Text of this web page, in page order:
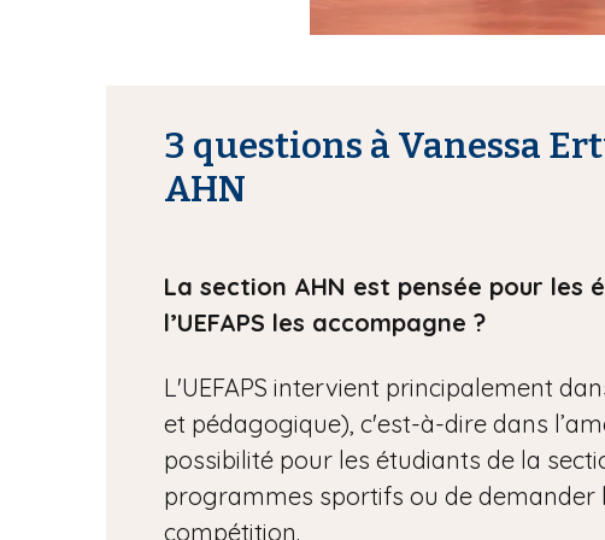
3 questions à Vanessa
AHN
La section AHN est pensée pour les
l’UEFAPS les accompagne ?
L'UEFAPS intervient principalement
et pédagogique), c'est-à-dire dans
possibilité pour les étudiants de la
programmes sportifs ou de
compétition.